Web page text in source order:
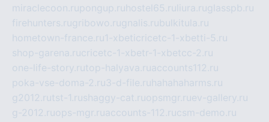
miraclecoon.rupongup.ru hostel65.ru liura.ruglasspb.ru
firehunters.rugribowo.rugnalis.rubulkitula.ru
hometown-france.ru1-xbeticricetc-1-xbetti-5.ru
shop-garena.rucricetc-1-xbetr-1-xbetcc-2.ru
one-life-story.rutop-halyava.ruaccounts112.ru
poka-vse-doma-2.ru3-d-file.ru hahahaharms.ru
g2012.rutst-1.rushaggy-cat.ruopsmgr.ruev-gallery.ru
g-2012.ruops-mgr.ruaccounts-112.rucsm-demo.ru